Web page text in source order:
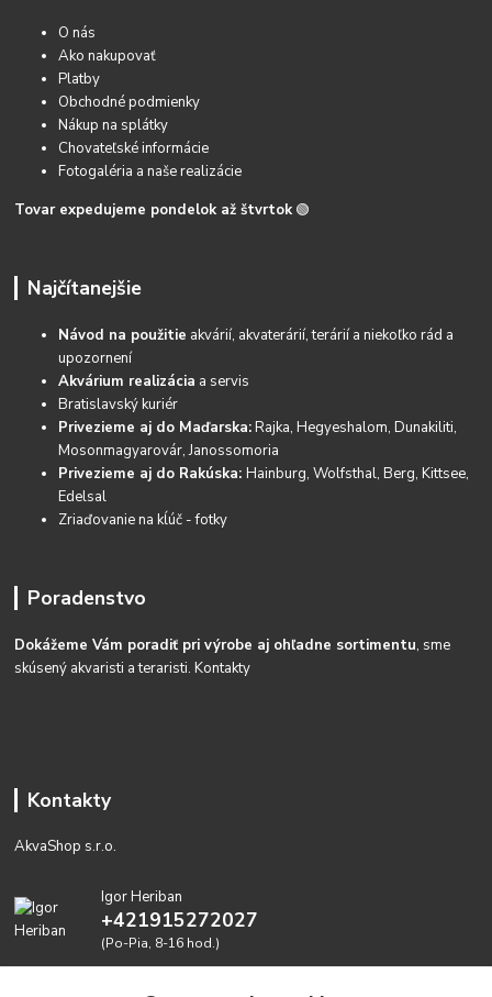
O nás
Ako nakupovať
Platby
Obchodné podmienky
Nákup na splátky
Chovateľské informácie
Fotogaléria a naše realizácie
Tovar expedujeme pondelok až štvrtok 🟢
Najčítanejšie
Návod na použitie akvárií, akvaterárií, terárií a niekoľko rád a
upozornení
Akvárium realizácia a servis
Bratislavský kuriér
Privezieme aj do Maďarska:Rajka, Hegyeshalom, Dunakiliti,
Mosonmagyarovár, Janossomoria
Privezieme aj do Rakúska:Hainburg, Wolfsthal, Berg, Kittsee,
Edelsal
Zriaďovanie na kĺúč - fotky
Poradenstvo
Dokážeme Vám poradiť pri výrobe aj ohľadne sortimentu, sme
skúsený akvaristi a teraristi.Kontakty
Kontakty
AkvaShop s.r.o.
Igor Heriban
+421915272027
(Po-Pia, 8-16 hod.)